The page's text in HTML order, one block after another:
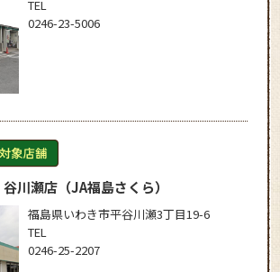
TEL
0246-23-5006
川瀬店（JA福島さくら）
福島県いわき市平谷川瀬3丁目19-6
TEL
0246-25-2207